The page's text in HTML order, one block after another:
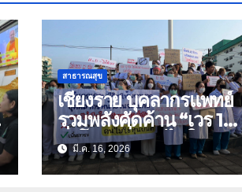
สาธารณสุข
เชียงราย บุคลากรแพทย์
รวมพลังคัดค้าน “เวร 12
ชั่วโมง” ลั่นคนไม่ใช่หุ่น
ยนต์!
มี.ค. 16, 2026